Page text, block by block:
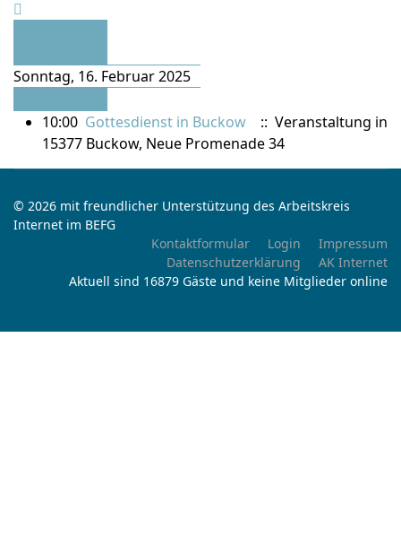
Sonntag, 16. Februar 2025
10:00 Gottesdienst in Buckow
:: Veranstaltung in
15377 Buckow, Neue Promenade 34
© 2026 mit freundlicher Unterstützung des Arbeitskreis
Internet im BEFG
Kontaktformular
Login
Impressum
Datenschutzerklärung
AK Internet
Aktuell sind 16879 Gäste und keine Mitglieder online